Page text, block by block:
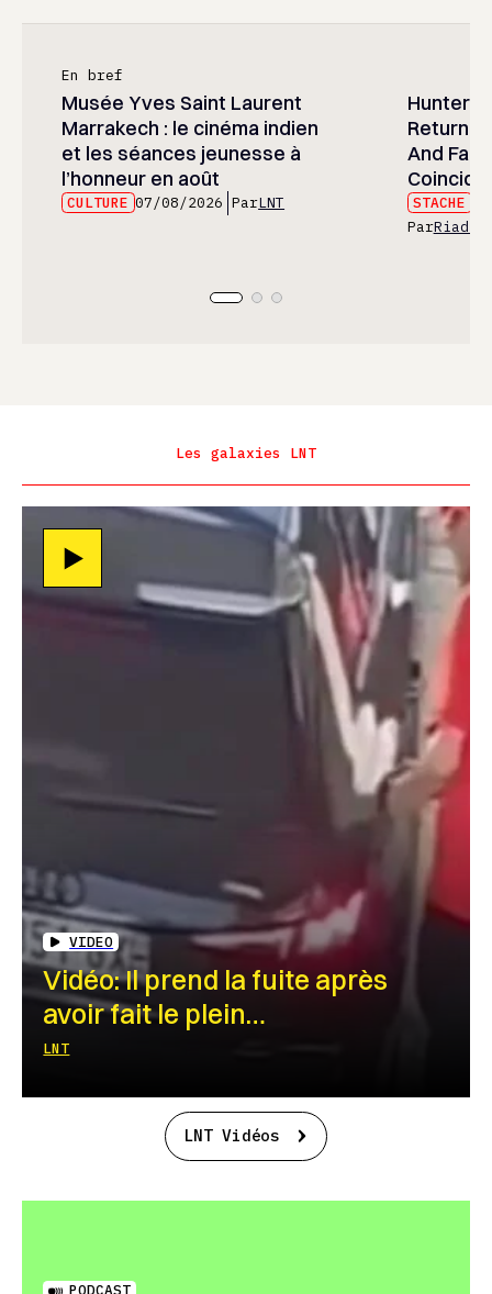
En bref
Musée Yves Saint Laurent
Marrakech : le cinéma indien
et les séances jeunesse à
l’honneur en août
CULTURE 07/08/2026 ParLNT
Hunter
And
STACHE
ParRiad
Les galaxies LNT
VIDEO
Vidéo: Il prend la fuite après
avoir fait le plein…
LNT
LNT Vidéos